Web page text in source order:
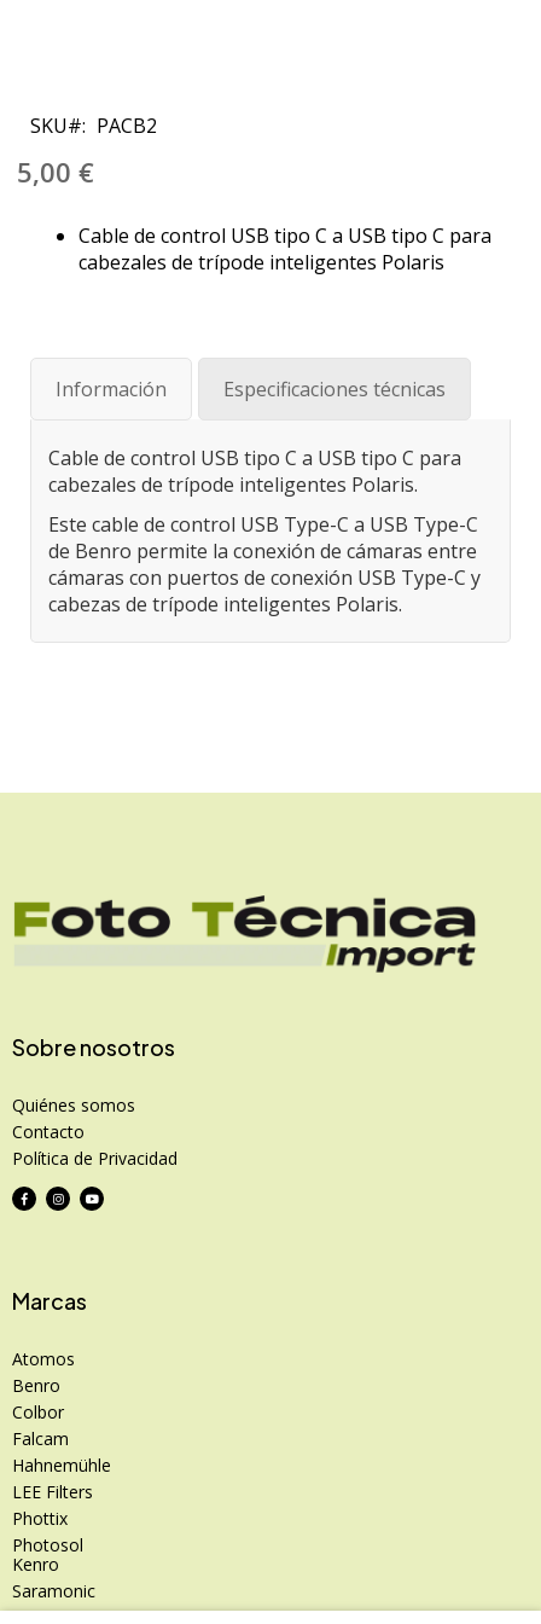
comienzo
de
la
imágenes
SKU PACB2
5,00 €
Cable de control USB tipo C a USB tipo C para
cabezales de trípode inteligentes Polaris
Información Especificaciones técnicas
Cable de control USB tipo C a USB tipo C para
cabezales de trípode inteligentes Polaris.
Este cable de control USB Type-C a USB Type-C
de Benro permite la conexión de cámaras entre
cámaras con puertos de conexión USB Type-C y
cabezas de trípode inteligentes Polaris.
Sobre nosotros
Quiénes somos
Contacto
Política de Privacidad
Marcas
Atomos
Benro
Colbor
Falcam
Hahnemühle
LEE Filters
Phottix
Photosol
Kenro
Saramonic
Shimoda